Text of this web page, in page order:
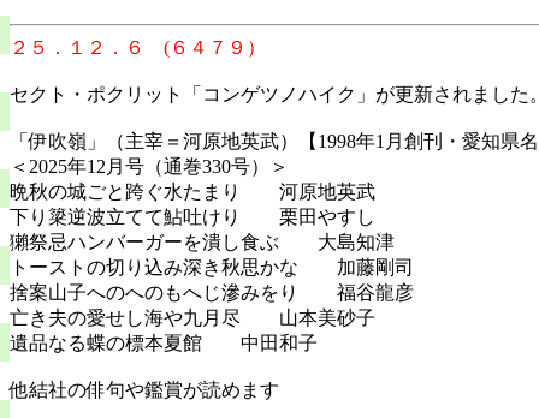
２５．１２．６ (６４７９）
セクト・ポクリット「コンゲツノハイク」が更新されました
「伊吹嶺」（主宰＝河原地英武）【1998年1月創刊・愛
＜2025年12月号（通巻330号）＞
晩秋の城ごと跨ぐ水たまり 河原地英武
下り簗逆波立てて鮎吐けり 栗田やすし
獺祭忌ハンバーガーを潰し食ぶ 大島知津
トーストの切り込み深き秋思かな 加藤剛司
捨案山子へのへのもへじ滲みをり 福谷龍彦
亡き夫の愛せし海や九月尽 山本美砂子
遺品なる蝶の標本夏館 中田和子
他結社の俳句や鑑賞が読めます